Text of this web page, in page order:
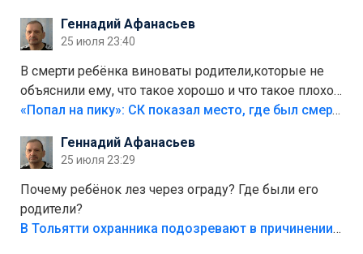
Геннадий Афанасьев
25 июля 23:40
В смерти ребёнка виноваты родители,которые не
объяснили ему, что такое хорошо и что такое плохо!
Лезть через такой забор,верх безумия,есть же
свою судьбу.
«Попал на пику»: СК показал место, где был смертельно травмирован ребенок в Тольятти
Геннадий Афанасьев
25 июля 23:29
Почему ребёнок лез через ограду? Где были его
родители?
В Тольятти охранника подозревают в причинении смерти ребенку